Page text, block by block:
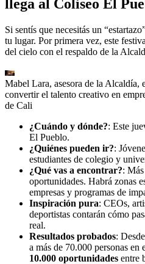
llega al Coliseo El
Si sentís que necesitás un
tu lugar. Por primera vez, este
del cielo con el respaldo de la
Mabel Lara, asesora de la Alcaldía,
convertir el talento creativo en
de Cali
¿Cuándo y dónde?: Este
El Pueblo.
¿Quiénes pueden ir?:
estudiantes de colegio y
¿Qué vas a encontrar?:
oportunidades. Habrá zonas
empresas y programas de
Inspiración pura: CEOs,
deportistas contarán cómo
real.
Resultados probados:
a más de 70.000 personas en
10.000 oportunidades entre